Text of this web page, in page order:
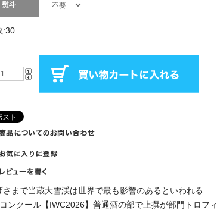
熨斗
:30
さまで当蔵大雪渓は世界で最も影響のあるといわれる
ンクール【IWC2026】普通酒の部で上撰が部門トロフィ